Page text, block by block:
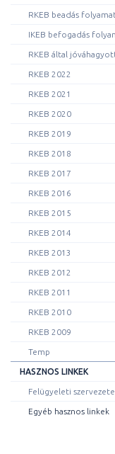
RKEB beadás
IKEB befogadás
RKEB által
RKEB 2022
RKEB 2021
RKEB 2020
RKEB 2019
RKEB 2018
RKEB 2017
RKEB 2016
RKEB 2015
RKEB 2014
RKEB 2013
RKEB 2012
RKEB 2011
RKEB 2010
RKEB 2009
Temp
HASZNOS LINKEK
Felügyeleti
Egyéb hasznos linkek